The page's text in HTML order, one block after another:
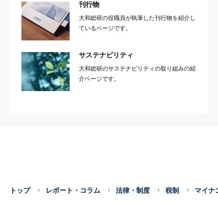
刊行物
大和総研の役職員が執筆した刊行物を紹介し
ているページです。
サステナビリティ
大和総研のサステナビリティの取り組みの紹
介ページです。
トップ レポート・コラム 法律・制度 税制 マイナ